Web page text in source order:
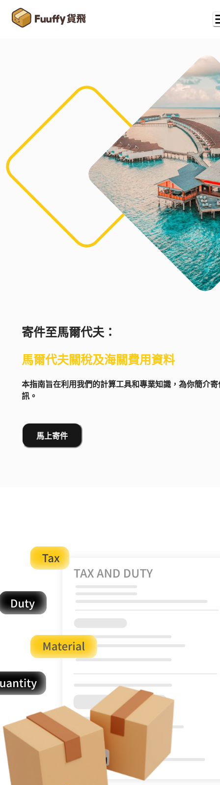
寄件至馬爾代夫：
馬爾代夫關稅及海關費用資料
本指南旨在利用我們的計算工具和專業知識，為你簡介
訊。
馬上寄件